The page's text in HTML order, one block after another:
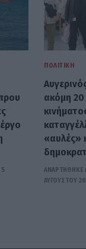
5
ΠΟΛΙΤΙΚΉ
ακόμη
«αυλές»
ΑΝΑΡΤΗΘΗΚΕ
ΑΥΓΟΎΣΤΟΥ